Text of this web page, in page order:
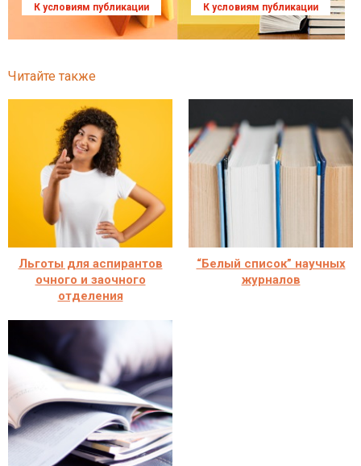
К условиям публикации К условиям публикации
Читайте также
Льготы для аспирантов
очного и заочного
отделения
“Белый список” научных
журналов